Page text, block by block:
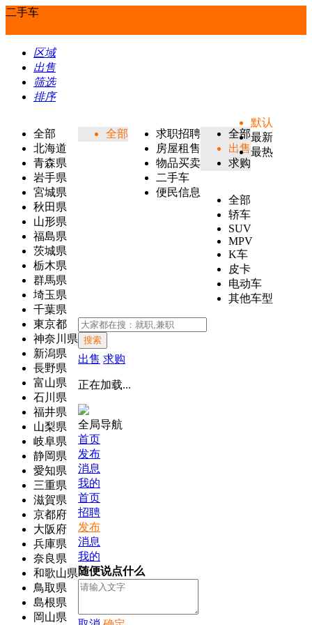
二手车
区域
出售
筛选
排序
全部
北海道
青森県
岩手県
宮城県
秋田県
山形県
福島県
茨城県
栃木県
群馬県
埼玉県
千葉県
東京都
神奈川県
新潟県
長野県
富山県
石川県
福井県
山梨県
岐阜県
静岡県
愛知県
三重県
滋賀県
京都府
大阪府
兵庫県
奈良県
和歌山県
鳥取県
島根県
岡山県
全部
求职招聘
房屋租售
物品买卖
二手车
便民信息
全部
出售
求购
全部
轿车
SUV
MPV
K车
皮卡
电动车
其他车型
默认
最新
最热
搜索
出售 求购
正在加载...
全局导航
首页
发布
消息
我的
首页
招聘
发布
消息
我的
随便说点什么